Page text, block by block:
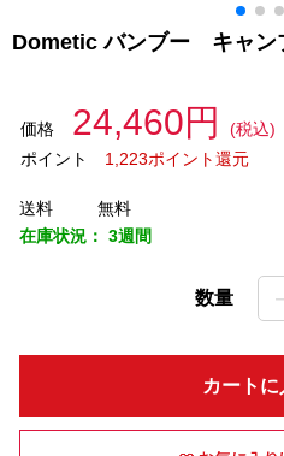
Dometic バンブー キャ
価格 24,460円
(税込)
ポイント
1,223ポイント還元
送料
無料
在庫状況： 3週間
数量 －
カートに